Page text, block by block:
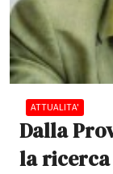
ATTUALITA'
Dalla
la ricerca